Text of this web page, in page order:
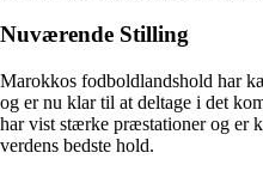
Nuværende Stilling
Marokkos fodboldlandshold har
og er nu klar til at deltage i det
har vist stærke præstationer og er
verdens bedste hold.